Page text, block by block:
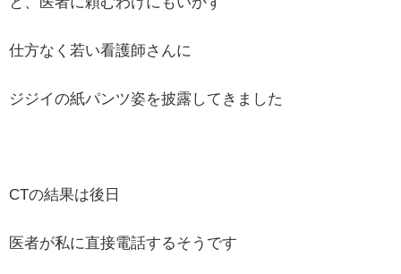
仕方なく若い看護師さんに
ジジイの紙パンツ姿を披露してきました
CTの結果は後日
医者が私に直接電話するそうです